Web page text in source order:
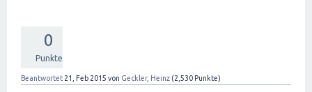
0
Punkte
Beantwortet 21, Feb 2015 von Geckler, Heinz (2,530 Punkte)